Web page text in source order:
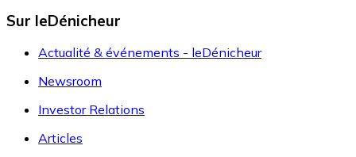
Sur leDénicheur
Actualité & événements - leDénicheur
Newsroom
Investor Relations
Articles